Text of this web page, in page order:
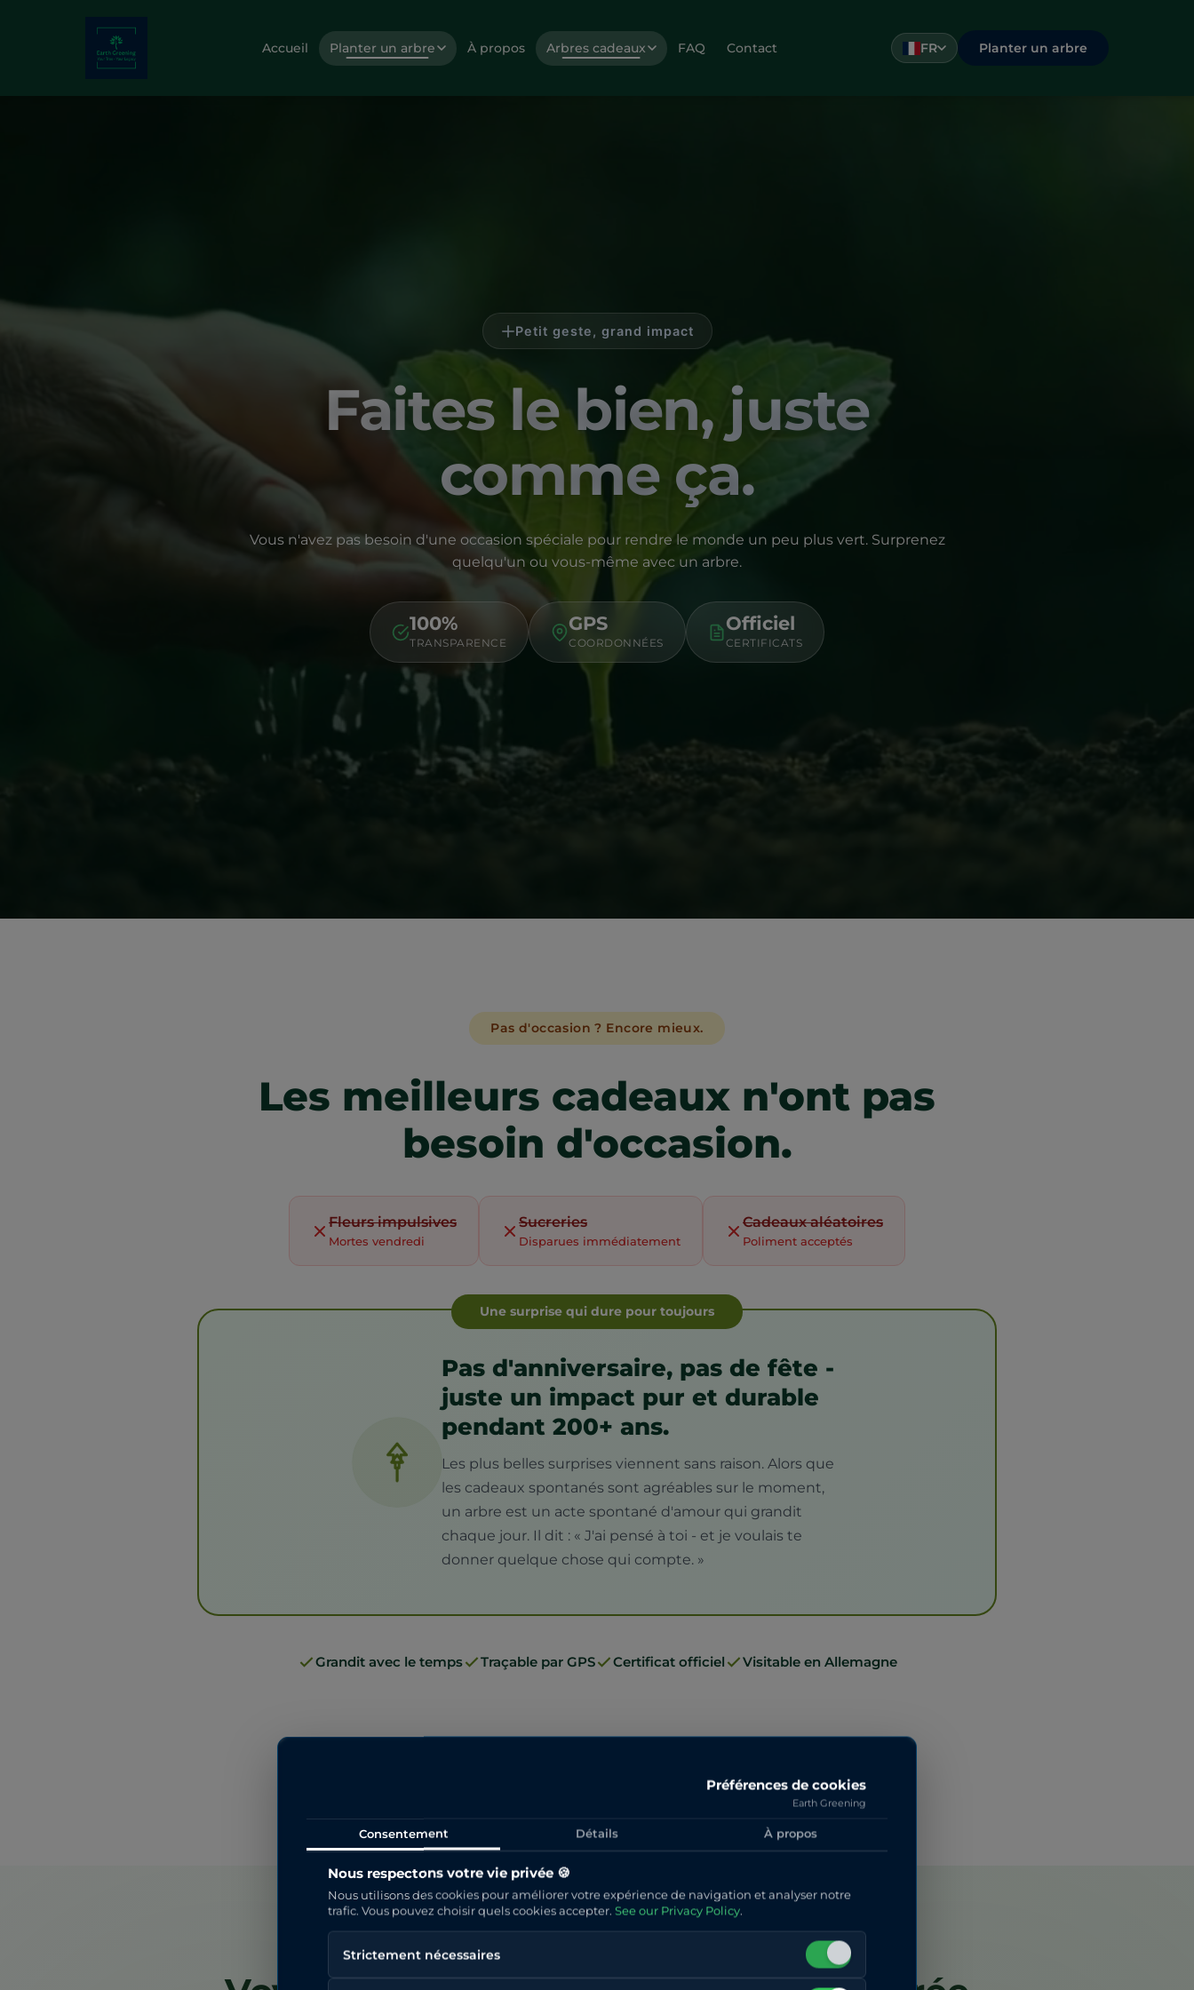
Accueil Planter un arbre À propos Arbres cadeaux FAQ Contact FR Planter un arbre
Petit geste, grand impact
Faites le bien, juste
comme ça.
Vous n'avez pas besoin d'une occasion spéciale pour rendre le monde un peu plus vert. Surprenez
quelqu'un ou vous-même avec un arbre.
100%
TRANSPARENCE
GPS
COORDONNÉES
Officiel
CERTIFICATS
Pas d'occasion ? Encore mieux.
Les meilleurs cadeaux n'ont pas
besoin d'occasion.
Fleurs impulsives
Mortes vendredi
Sucreries
Disparues immédiatement
Cadeaux aléatoires
Poliment acceptés
Une surprise qui dure pour toujours
Pas d'anniversaire, pas de fête -
juste un impact pur et durable
pendant 200+ ans.
Les plus belles surprises viennent sans raison. Alors que
les cadeaux spontanés sont agréables sur le moment,
un arbre est un acte spontané d'amour qui grandit
chaque jour. Il dit : « J'ai pensé à toi - et je voulais te
donner quelque chose qui compte. »
Grandit avec le temps Traçable par GPS Certificat officiel Visitable en Allemagne
Préférences de cookies
Earth Greening
Consentement Détails À propos
Nous respectons votre vie privée 🍪
Nous utilisons des cookies pour améliorer votre expérience de navigation et analyser notre
trafic. Vous pouvez choisir quels cookies accepter. See our Privacy Policy.
Strictement nécessaires